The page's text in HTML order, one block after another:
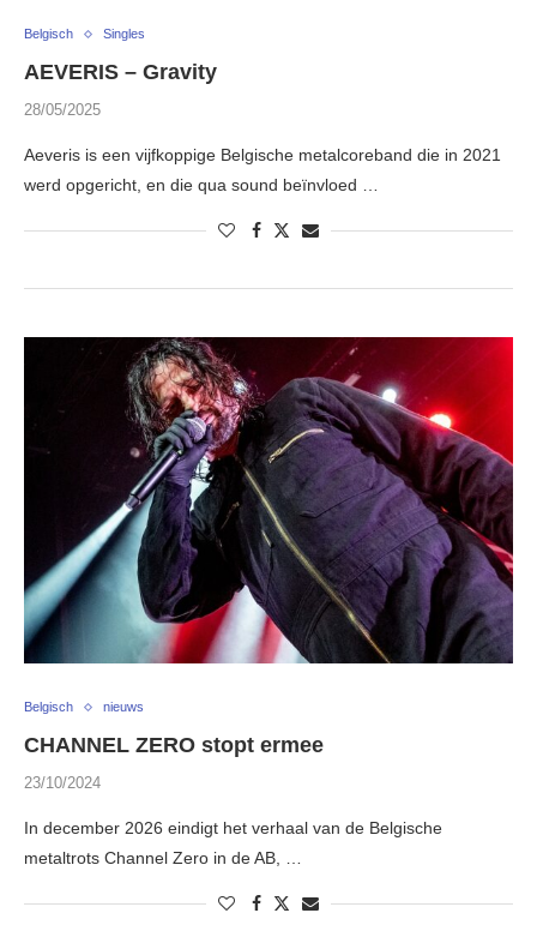
Belgisch Singles
AEVERIS – Gravity
28/05/2025
Aeveris is een vijfkoppige Belgische metalcoreband die in 2021
werd opgericht, en die qua sound beïnvloed …
Belgisch nieuws
CHANNEL ZERO stopt ermee
23/10/2024
In december 2026 eindigt het verhaal van de Belgische
metaltrots Channel Zero in de AB, …